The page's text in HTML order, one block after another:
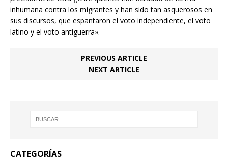
inhumana contra los migrantes y han sido tan asquerosos en
sus discursos, que espantaron el voto independiente, el voto
latino y el voto antiguerra».
PREVIOUS ARTICLE
NEXT ARTICLE
CATEGORÍAS